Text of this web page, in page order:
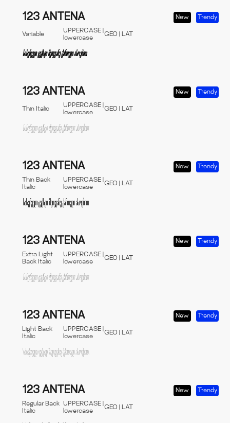
123 ANTENA New Trendy
Variable
UPPERCASE |
lowercase
GEO | LAT
123 ANTENA New Trendy
Thin Italic
UPPERCASE |
lowercase
GEO | LAT
123 ANTENA New Trendy
Thin Back
Italic
UPPERCASE |
lowercase
GEO | LAT
123 ANTENA New Trendy
Extra Light
Back Italic
UPPERCASE |
lowercase
GEO | LAT
123 ANTENA New Trendy
Light Back
Italic
UPPERCASE |
lowercase
GEO | LAT
123 ANTENA New Trendy
Regular Back
Italic
UPPERCASE |
lowercase
GEO | LAT